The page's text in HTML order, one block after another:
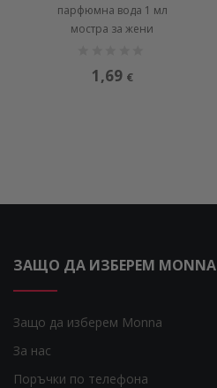
парфюмна вода 1 мл
мостра за жени
1,69 €
ЗАЩО ДА ИЗБЕРЕМ MONNA
Защо да изберем Monna
За нас
Поръчки по телефона